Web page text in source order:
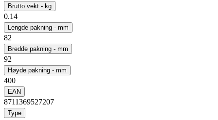
Brutto vekt - kg
0.14
Lengde pakning - mm
82
Bredde pakning - mm
92
Høyde pakning - mm
400
EAN
8711369527207
Type